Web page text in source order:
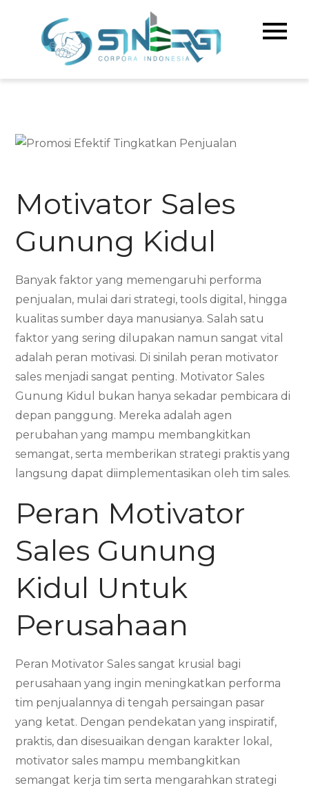
content
Motivator Sales
Gunung Kidul
Banyak faktor yang memengaruhi performa
penjualan, mulai dari strategi, tools digital, hingga
kualitas sumber daya manusianya. Salah satu
faktor yang sering dilupakan namun sangat vital
adalah peran motivasi. Di sinilah peran motivator
sales menjadi sangat penting. Motivator Sales
Gunung Kidul bukan hanya sekadar pembicara di
depan panggung. Mereka adalah agen
perubahan yang mampu membangkitkan
semangat, serta memberikan strategi praktis yang
langsung dapat diimplementasikan oleh tim sales.
Peran Motivator
Sales Gunung
Kidul Untuk
Perusahaan
Peran Motivator Sales sangat krusial bagi
perusahaan yang ingin meningkatkan performa
tim penjualannya di tengah persaingan pasar
yang ketat. Dengan pendekatan yang inspiratif,
praktis, dan disesuaikan dengan karakter lokal,
motivator sales mampu membangkitkan
semangat kerja tim serta mengarahkan strategi